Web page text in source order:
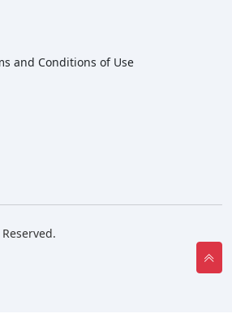
and Conditions of Use